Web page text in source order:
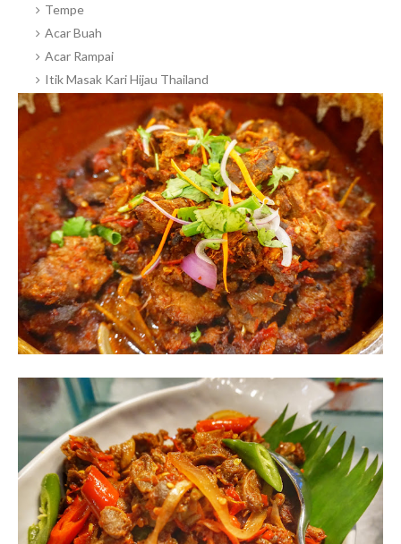
Tempe
Acar Buah
Acar Rampai
Itik Masak Kari Hijau Thailand